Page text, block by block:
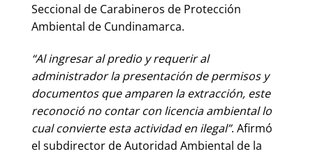
Seccional de Carabineros de Protección
Ambiental de Cundinamarca.
“Al ingresar al predio y requerir al
administrador la presentación de permisos y
documentos que amparen la extracción, este
reconoció no contar con licencia ambiental lo
cual convierte esta actividad en ilegal”. Afirmó
el subdirector de Autoridad Ambiental de la